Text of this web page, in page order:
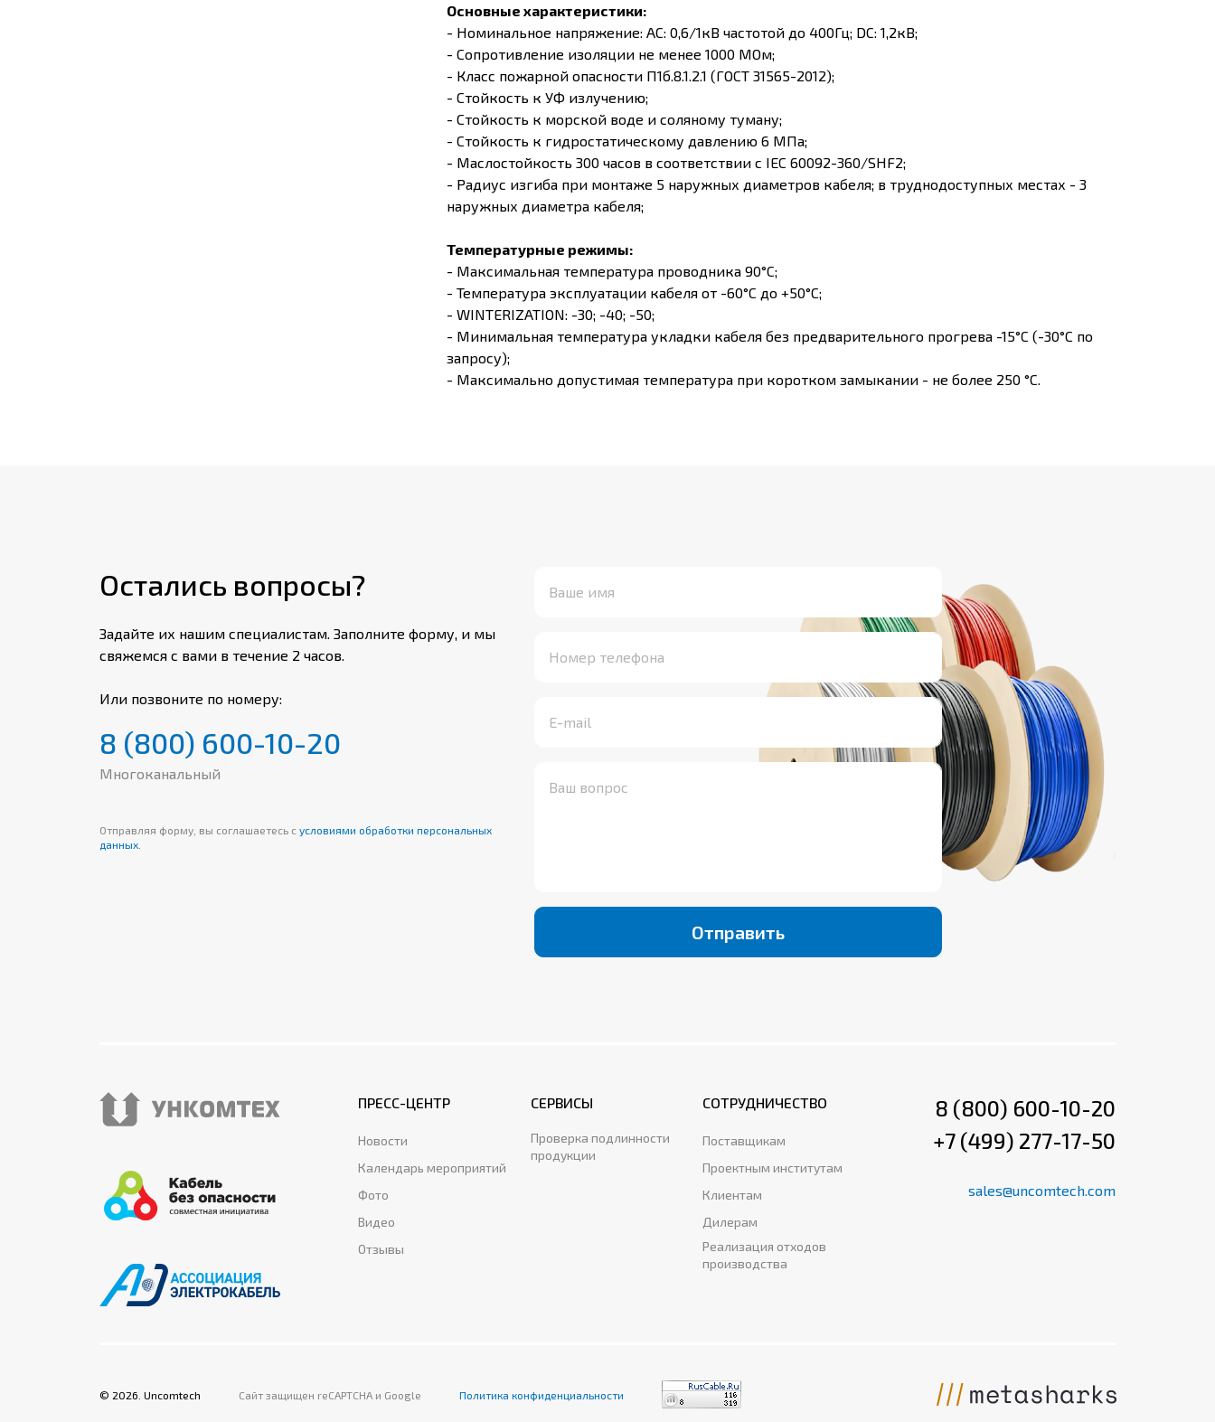
Основные характеристики:
- Номинальное напряжение: AC: 0,6/1кВ частотой до 400Гц; DC: 1,2кВ;
- Сопротивление изоляции не менее 1000 МОм;
- Класс пожарной опасности П1б.8.1.2.1 (ГОСТ 31565-2012);
- Стойкость к УФ излучению;
- Стойкость к морской воде и соляному туману;
- Стойкость к гидростатическому давлению 6 МПа;
- Маслостойкость 300 часов в соответствии с IEC 60092-360/SHF2;
- Радиус изгиба при монтаже 5 наружных диаметров кабеля; в труднодоступных местах - 3
наружных диаметра кабеля;
Температурные режимы:
- Максимальная температура проводника 90°С;
- Температура эксплуатации кабеля от -60°С до +50°С;
- WINTERIZATION: -30; -40; -50;
- Минимальная температура укладки кабеля без предварительного прогрева -15°С (-30°С по
запросу);
- Максимально допустимая температура при коротком замыкании - не более 250 °С.
Остались вопросы?
Задайте их нашим специалистам. Заполните форму, и мы
свяжемся с вами в течение 2 часов.
Или позвоните по номеру:
8 (800) 600-10-20
Многоканальный
Отправляя форму, вы соглашаетесь с условиями обработки персональных
данных.
Отправить
ПРЕСС-ЦЕНТР
Новости
Календарь мероприятий
Фото
Видео
Отзывы
СЕРВИСЫ
Проверка подлинности
продукции
СОТРУДНИЧЕСТВО
Поставщикам
Проектным институтам
Клиентам
Дилерам
Реализация отходов
производства
8 (800) 600-10-20
+7 (499) 277-17-50
sales@uncomtech.com
© 2026 . Uncomtech Сайт защищен reCAPTCHA и Google Политика конфиденциальности